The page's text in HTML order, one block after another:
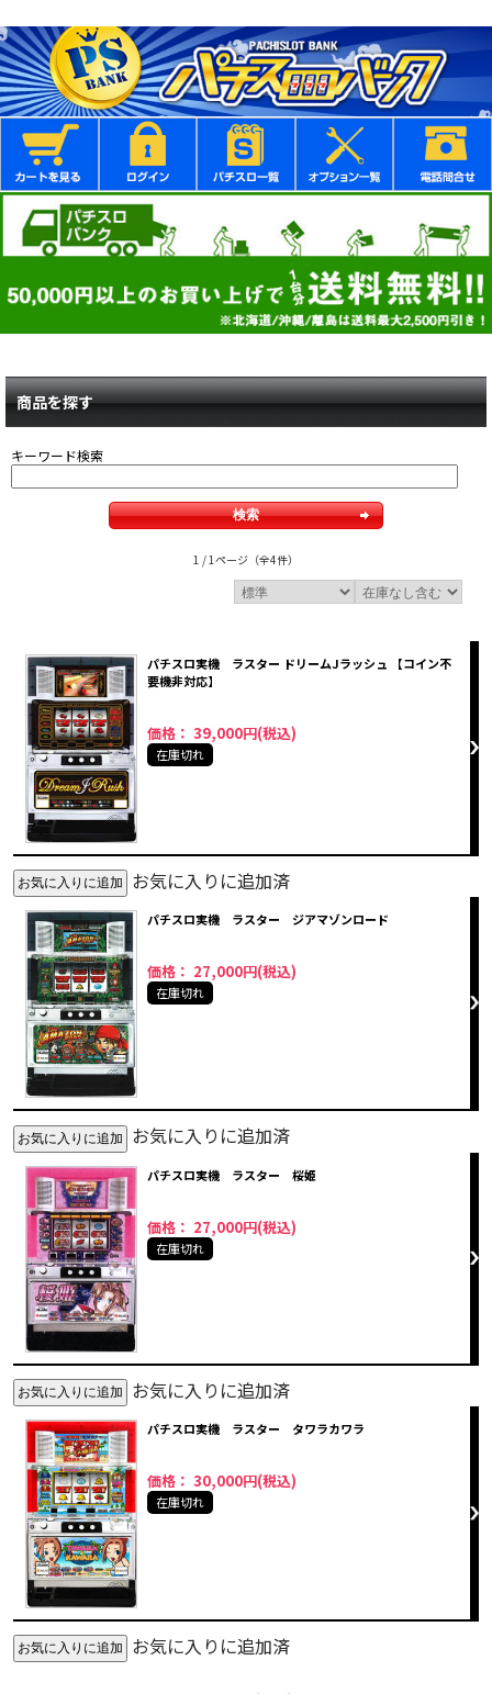
商品を探す
キーワード検索
1 / 1ページ （全4件）
パチスロ実機 ラスター ドリームJラッシュ 【コイン不
要機非対応】
価格： 39,000円(税込)
在庫切れ
お気に入りに追加済
パチスロ実機 ラスター ジアマゾンロード
価格： 27,000円(税込)
在庫切れ
お気に入りに追加済
パチスロ実機 ラスター 桜姫
価格： 27,000円(税込)
在庫切れ
お気に入りに追加済
パチスロ実機 ラスター タワラカワラ
価格： 30,000円(税込)
在庫切れ
お気に入りに追加済